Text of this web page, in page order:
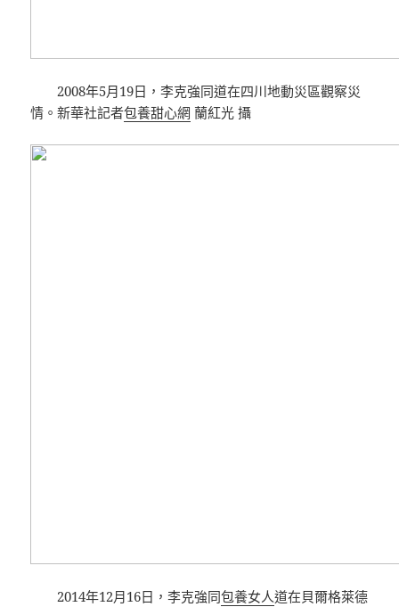
2008年5月19日，李克強同道在四川地動災區觀察災
情。新華社記者包養甜心網 蘭紅光 攝
2014年12月16日，李克強同包養女人道在貝爾格萊德